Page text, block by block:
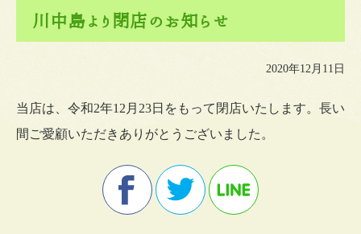
川中島より閉店のお知らせ
2020年12月11日
当店は、令和2年12月23日をもって閉店いたします。長い
間ご愛顧いただきありがとうございました。